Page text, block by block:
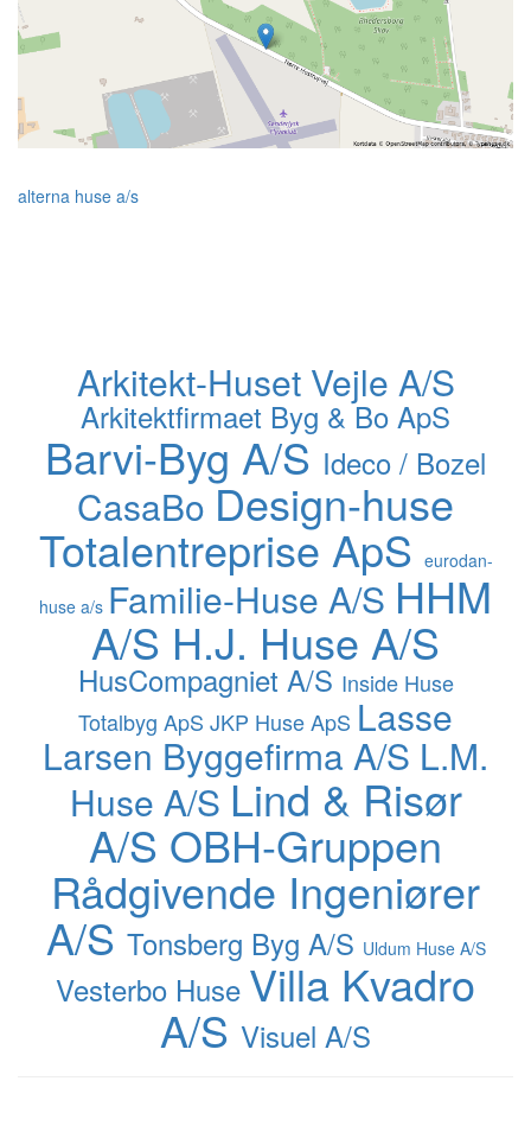
alterna huse a/s
Arkitekt-Huset Vejle A/S
Arkitektfirmaet Byg & Bo ApS
Barvi-Byg A/S Ideco / Bozel
CasaBo Design-huse
Totalentreprise ApS eurodan-
huse a/s Familie-Huse A/S HHM
A/S H.J. Huse A/S
HusCompagniet A/S Inside Huse
Totalbyg ApS JKP Huse ApS Lasse
Larsen Byggefirma A/S L.M.
Huse A/SLind & Risør
A/S OBH-Gruppen
Rådgivende Ingeniører
A/S Tonsberg Byg A/S Uldum Huse A/S
Vesterbo Huse Villa Kvadro
A/S Visuel A/S